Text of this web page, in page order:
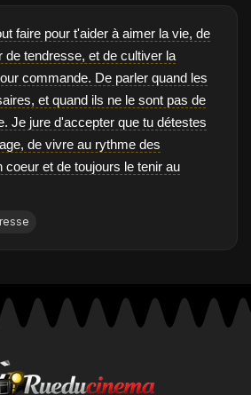
faire pour t'aider à aimer la vie, de
de tendresse, et de cultiver la
commande. De parler quand les
et quand ils ne le sont pas de
Je jure d'accepter que tu détestes
de vivre au rythme des
coeur et de toujours le tenir au